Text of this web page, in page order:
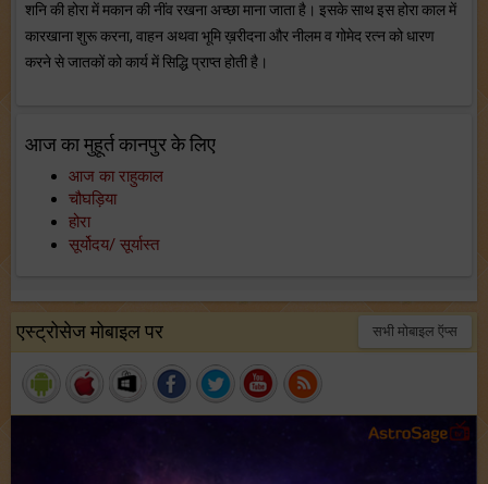
शनि की होरा में मकान की नींव रखना अच्छा माना जाता है। इसके साथ इस होरा काल में
कारखाना शुरू करना, वाहन अथवा भूमि ख़रीदना और नीलम व गोमेद रत्न को धारण
करने से जातकों को कार्य में सिद्धि प्राप्त होती है।
आज का मुहूर्त कानपुर के लिए
आज का राहुकाल
चौघड़िया
होरा
सूर्योदय/ सूर्यास्त
एस्ट्रोसेज मोबाइल पर सभी मोबाइल ऍप्स